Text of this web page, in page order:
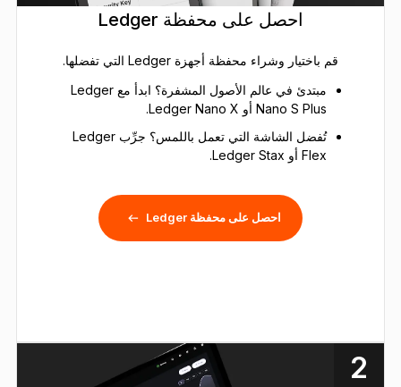
احصل على محفظة Ledger
قم باختيار وشراء محفظة أجهزة Ledger التي تفضلها.
مبتدئ في عالم الأصول المشفرة؟ ابدأ مع Ledger
Nano S Plus أو Ledger Nano X.
تُفضل الشاشة التي تعمل باللمس؟ جرِّب Ledger
Flex أو Ledger Stax.
احصل على محفظة Ledger
2